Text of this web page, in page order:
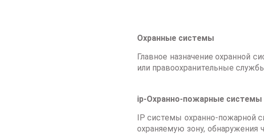
Охранные системы
Главное назначение охранной
или правоохранительные
ip-Охранно-пожарные системы
IP системы охранно-пожарной
охраняемую зону,